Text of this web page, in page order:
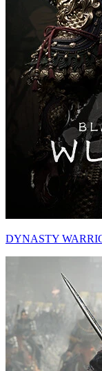
DYNASTY